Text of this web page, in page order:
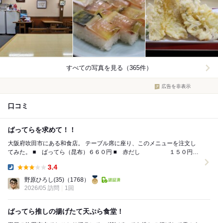
すべての写真を見る（365件）
広告を非表示
口コミ
ばってらを求めて！！
大阪府吹田市にある和食店。 テーブル席に座り、このメニューを注文し
てみた。 ■ ばってら（昆布）６６０円 ■ 赤だし １５０円
3.4
野原ひろし(35) （1768）
2026/05 訪問
1回
ばってら推しの揚げたて天ぷら食堂！